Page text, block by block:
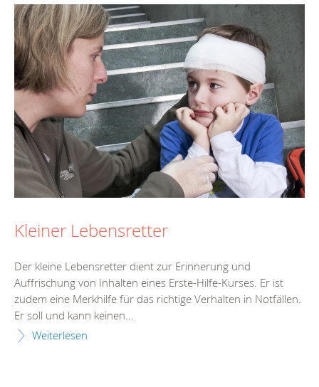
Kleiner Lebensretter
Der kleine Lebensretter dient zur Erinnerung und
Auffrischung von Inhalten eines Erste-Hilfe-Kurses. Er ist
zudem eine Merkhilfe für das richtige Verhalten in Notfällen.
Er soll und kann keinen...
Weiterlesen